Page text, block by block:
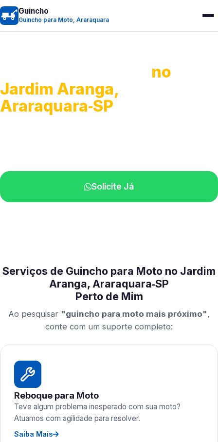
Guincho
Guincho para Moto, Araraquara
no
Jardim Aranga,
Araraquara‑SP
Solicite Já
Serviços de Guincho para Moto no Jardim
Aranga, Araraquara‑SP
Perto de Mim
Ao pesquisar "guincho para moto mais próximo",
conte com um suporte completo:
Reboque para Moto
Teve algum problema inesperado com sua moto?
Atuamos com agilidade para resolver.
Saiba Mais